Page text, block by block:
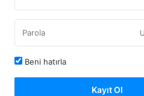
Beni hatırla
Kayıt Ol